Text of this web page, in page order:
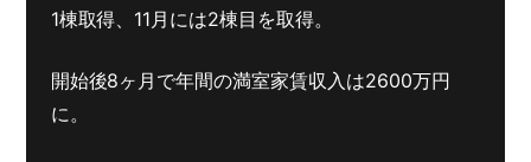
1棟取得、11月には2棟目を取得。
開始後8ヶ月で年間の満室家賃収入は2600万円
に。